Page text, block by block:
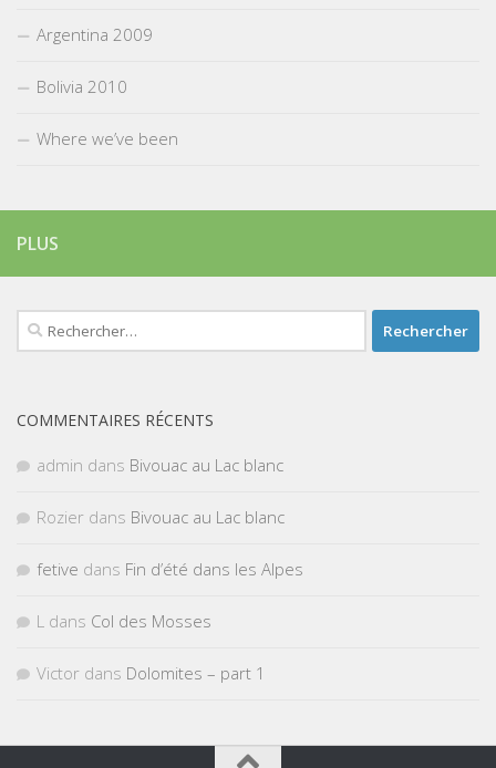
Argentina 2009
Bolivia 2010
Where we’ve been
PLUS
Rechercher :
COMMENTAIRES RÉCENTS
admin dans Bivouac au Lac blanc
Rozier dans Bivouac au Lac blanc
fetive dans Fin d’été dans les Alpes
L dans Col des Mosses
Victor dans Dolomites – part 1